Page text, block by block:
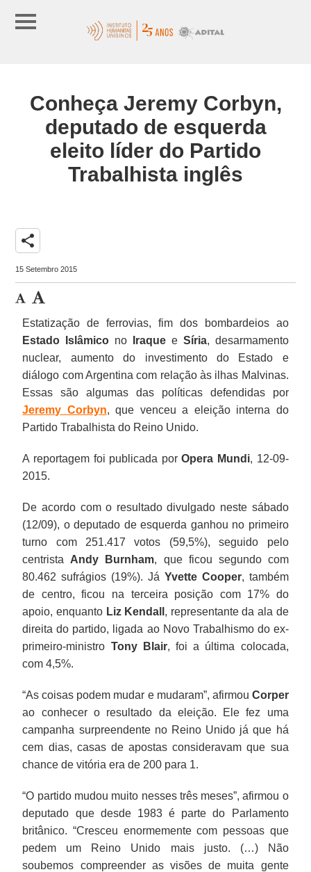
Conheça Jeremy Corbyn,
deputado de esquerda
eleito líder do Partido
Trabalhista inglês
share
15 Setembro 2015
Estatização de ferrovias, fim dos bombardeios ao
Estado Islâmico no Iraque e Síria, desarmamento
nuclear, aumento do investimento do Estado e
diálogo com Argentina com relação às ilhas Malvinas.
Essas são algumas das políticas defendidas por
Jeremy Corbyn, que venceu a eleição interna do
Partido Trabalhista do Reino Unido.
A reportagem foi publicada porOpera Mundi, 12-09-
2015.
De acordo com o resultado divulgado neste sábado
(12/09), o deputado de esquerda ganhou no primeiro
turno com 251.417 votos (59,5%), seguido pelo
centrista Andy Burnham, que ficou segundo com
80.462 sufrágios (19%). Já Yvette Cooper, também
de centro, ficou na terceira posição com 17% do
apoio, enquanto Liz Kendall , representante da ala de
direita do partido, ligada ao Novo Trabalhismo do ex-
primeiro-ministro Tony Blair, foi a última colocada,
com 4,5%.
“As coisas podem mudar e mudaram”, afirmou Corper
ao conhecer o resultado da eleição. Ele fez uma
campanha surpreendente no Reino Unido já que há
cem dias, casas de apostas consideravam que sua
chance de vitória era de 200 para 1.
“O partido mudou muito nesses três meses”, afirmou o
deputado que desde 1983 é parte do Parlamento
britânico. “Cresceu enormemente com pessoas que
pedem um Reino Unido mais justo. (…) Não
soubemos compreender as visões de muita gente